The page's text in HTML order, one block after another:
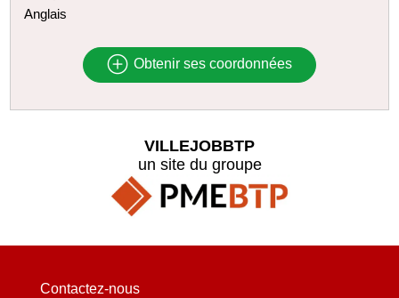
Anglais
Obtenir ses coordonnées
VILLEJOBBTP
un site du groupe
Contactez-nous